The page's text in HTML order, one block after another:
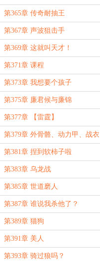
第365章 传奇耐抽王
第367章 声波狙击手
第369章 这就叫天才！
第371章 课程
第373章 我想要个孩子
第375章 廉君候与廉锦
第377章 【雷霆】
第379章 外骨骼、动力甲、战衣
第381章 捏到软柿子啦
第383章 乌龙战
第385章 世道磨人
第387章 谁说我杀他了？
第389章 猫狗
第391章 美人
第393章 骑过狼吗？